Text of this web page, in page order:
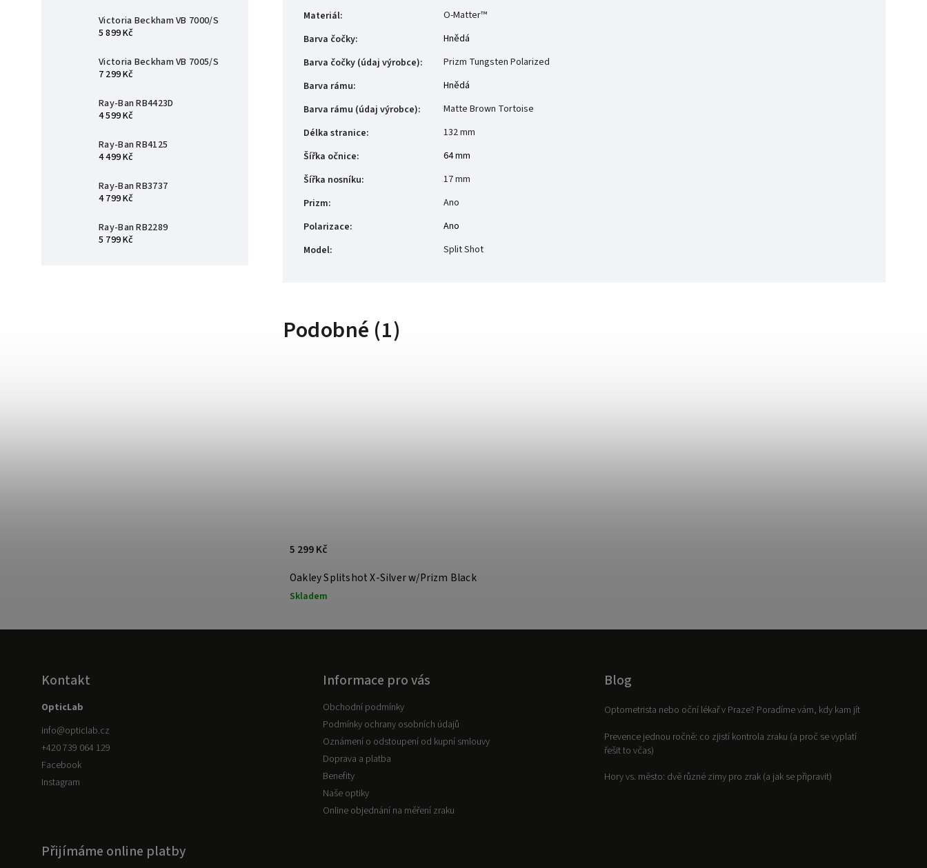
Victoria Beckham VB 7000/S
5 899 Kč
Victoria Beckham VB 7005/S
7 299 Kč
Ray-Ban RB4423D
4 599 Kč
Ray-Ban RB4125
4 499 Kč
Ray-Ban RB3737
4 799 Kč
Ray-Ban RB2289
5 799 Kč
Materiál:
O-Matter™
Barva čočky:
Hnědá
Barva čočky (údaj výrobce):
Prizm Tungsten Polarized
Barva rámu:
Hnědá
Barva rámu (údaj výrobce):
Matte Brown Tortoise
Délka stranice:
132 mm
Šířka očnice:
64 mm
Šířka nosníku:
17 mm
Prizm:
Ano
Polarizace:
Ano
Model: Split Shot
Podobné (1)
Oakley Splitshot X-Silver w/Prizm Black
Skladem
5 299 Kč
Kontakt
OpticLab
info@opticlab.cz
+420 739 064 129
Facebook
Instagram
Informace pro vás
Obchodní podmínky
Podmínky ochrany osobních údajů
Oznámení o odstoupení od kupní smlouvy
Doprava a platba
Benefity
Naše optiky
Online objednání na měření zraku
Blog
Optometrista nebo oční lékař v Praze? Poradíme vám, kdy kam jít
Prevence jednou ročně: co zjistí kontrola zraku (a proč se vyplatí
řešit to včas)
Hory vs. město: dvě různé zimy pro zrak (a jak se připravit)
Přijímáme online platby